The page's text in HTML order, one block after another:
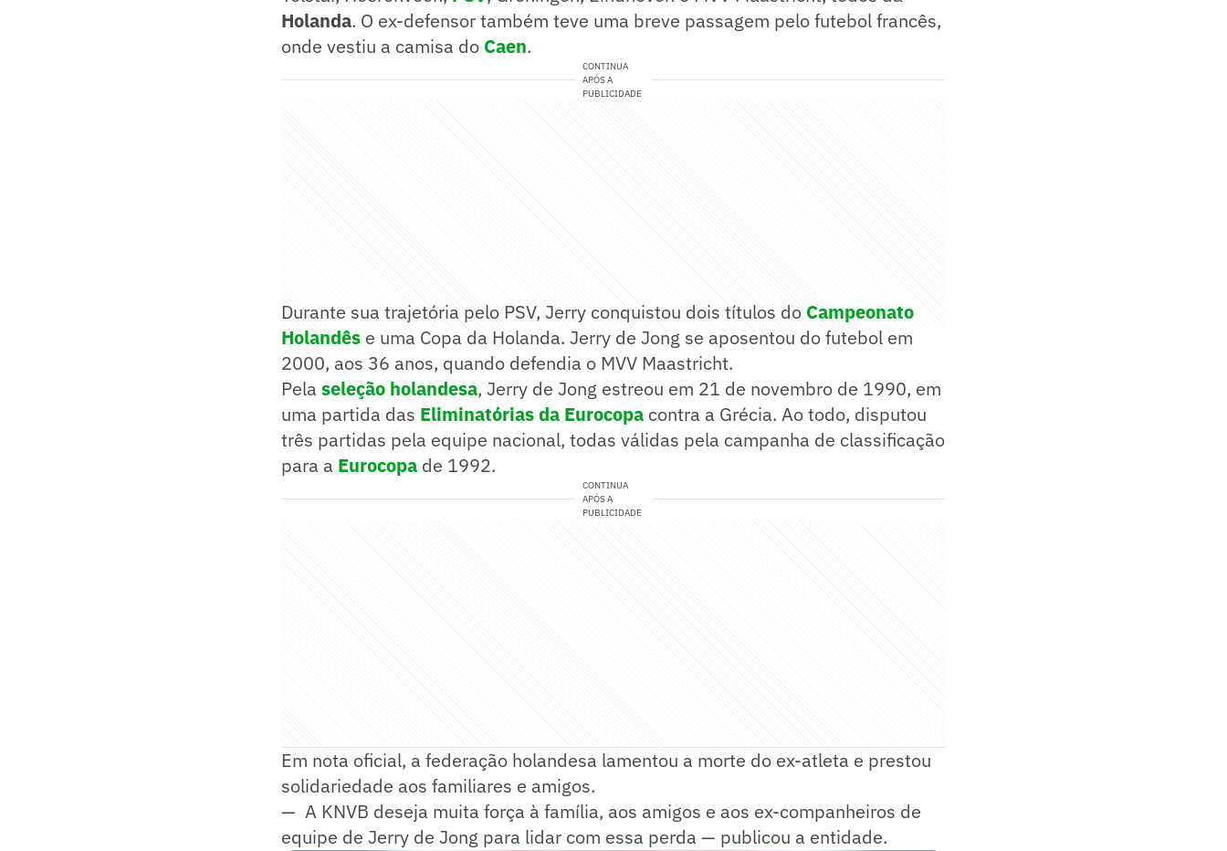
Holanda. O ex-defensor também teve uma breve passagem pelo futebol francês,
onde vestiu a camisa do Caen.
CONTINUA
APÓS A
PUBLICIDADE
Durante sua trajetória pelo PSV, Jerry conquistou dois títulos do Campeonato
Holandês e uma Copa da Holanda. Jerry de Jong se aposentou do futebol em
2000, aos 36 anos, quando defendia o MVV Maastricht.
Pela seleção holandesa, Jerry de Jong estreou em 21 de novembro de 1990, em
uma partida das Eliminatórias da Eurocopa contra a Grécia. Ao todo, disputou
três partidas pela equipe nacional, todas válidas pela campanha de classificação
para a Eurocopa de 1992.
CONTINUA
APÓS A
PUBLICIDADE
Em nota oficial, a federação holandesa lamentou a morte do ex-atleta e prestou
solidariedade aos familiares e amigos.
— A KNVB deseja muita força à família, aos amigos e aos ex-companheiros de
equipe de Jerry de Jong para lidar com essa perda — publicou a entidade.